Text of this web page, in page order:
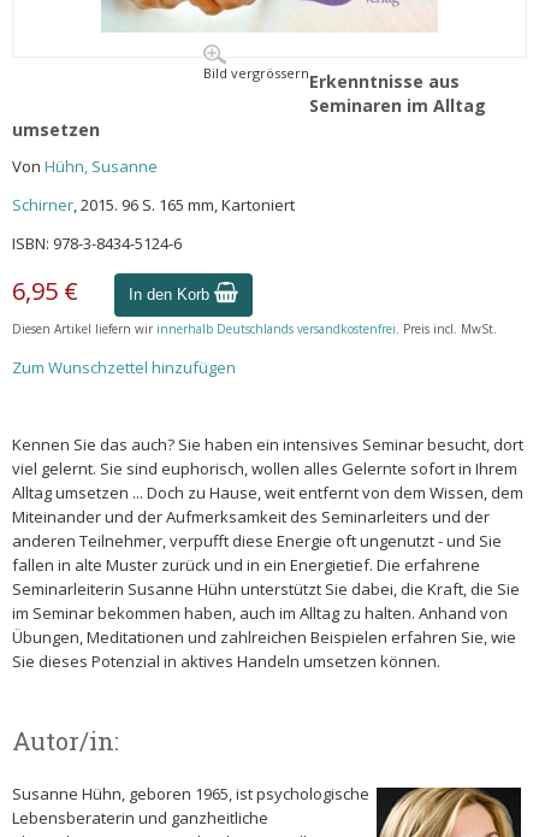
Bild vergrössernErkenntnisse aus
Seminaren im Alltag
umsetzen
Von Hühn, Susanne
Schirner, 2015. 96 S. 165 mm, Kartoniert
ISBN: 978-3-8434-5124-6
6,95 € In den Korb
Diesen Artikel liefern wir innerhalb Deutschlands versandkostenfrei. Preis incl. MwSt.
Zum Wunschzettel hinzufügen
Kennen Sie das auch? Sie haben ein intensives Seminar besucht, dort
viel gelernt. Sie sind euphorisch, wollen alles Gelernte sofort in Ihrem
Alltag umsetzen ... Doch zu Hause, weit entfernt von dem Wissen, dem
Miteinander und der Aufmerksamkeit des Seminarleiters und der
anderen Teilnehmer, verpufft diese Energie oft ungenutzt - und Sie
fallen in alte Muster zurück und in ein Energietief. Die erfahrene
Seminarleiterin Susanne Hühn unterstützt Sie dabei, die Kraft, die Sie
im Seminar bekommen haben, auch im Alltag zu halten. Anhand von
Übungen, Meditationen und zahlreichen Beispielen erfahren Sie, wie
Sie dieses Potenzial in aktives Handeln umsetzen können.
Autor/in:
Susanne Hühn, geboren 1965, ist psychologische
Lebensberaterin und ganzheitliche